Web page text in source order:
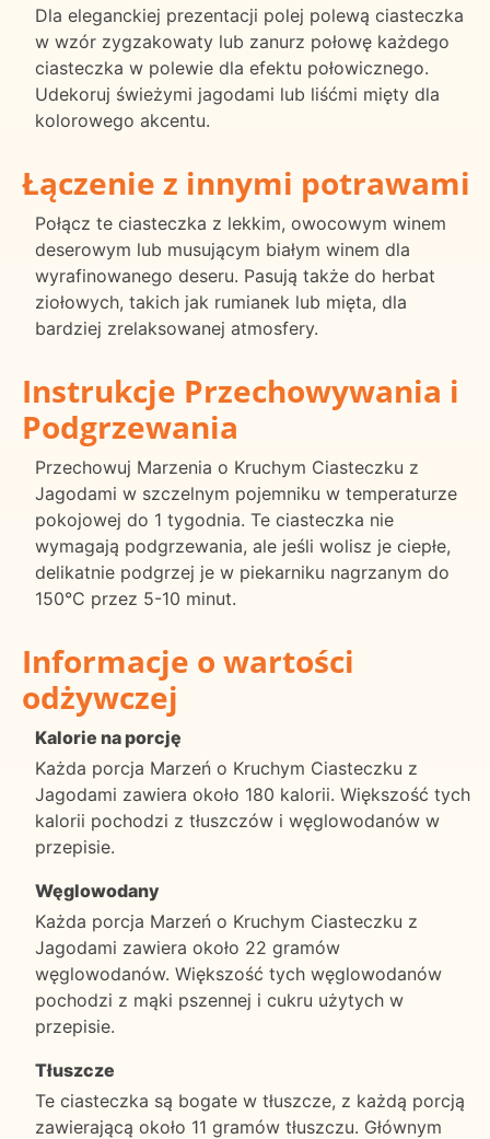
Dla eleganckiej prezentacji polej polewą ciasteczka
w wzór zygzakowaty lub zanurz połowę każdego
ciasteczka w polewie dla efektu połowicznego.
Udekoruj świeżymi jagodami lub liśćmi mięty dla
kolorowego akcentu.
Łączenie z innymi potrawami
Połącz te ciasteczka z lekkim, owocowym winem
deserowym lub musującym białym winem dla
wyrafinowanego deseru. Pasują także do herbat
ziołowych, takich jak rumianek lub mięta, dla
bardziej zrelaksowanej atmosfery.
Instrukcje Przechowywania i
Podgrzewania
Przechowuj Marzenia o Kruchym Ciasteczku z
Jagodami w szczelnym pojemniku w temperaturze
pokojowej do 1 tygodnia. Te ciasteczka nie
wymagają podgrzewania, ale jeśli wolisz je ciepłe,
delikatnie podgrzej je w piekarniku nagrzanym do
150°C przez 5-10 minut.
Informacje o wartości
odżywczej
Kalorie na porcję
Każda porcja Marzeń o Kruchym Ciasteczku z
Jagodami zawiera około 180 kalorii. Większość tych
kalorii pochodzi z tłuszczów i węglowodanów w
przepisie.
Węglowodany
Każda porcja Marzeń o Kruchym Ciasteczku z
Jagodami zawiera około 22 gramów
węglowodanów. Większość tych węglowodanów
pochodzi z mąki pszennej i cukru użytych w
przepisie.
Tłuszcze
Te ciasteczka są bogate w tłuszcze, z każdą porcją
zawierającą około 11 gramów tłuszczu. Głównym